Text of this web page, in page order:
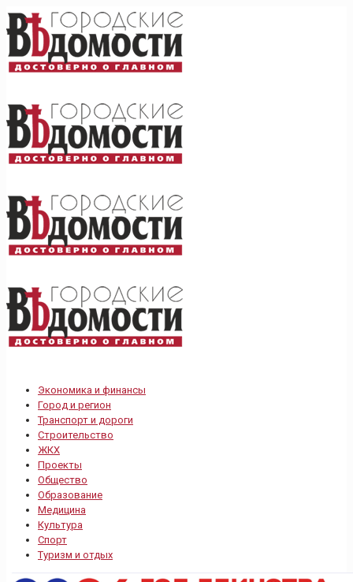
Экономика и финансы
Город и регион
Транспорт и дороги
Строительство
ЖКХ
Проекты
Общество
Образование
Медицина
Культура
Спорт
Туризм и отдых